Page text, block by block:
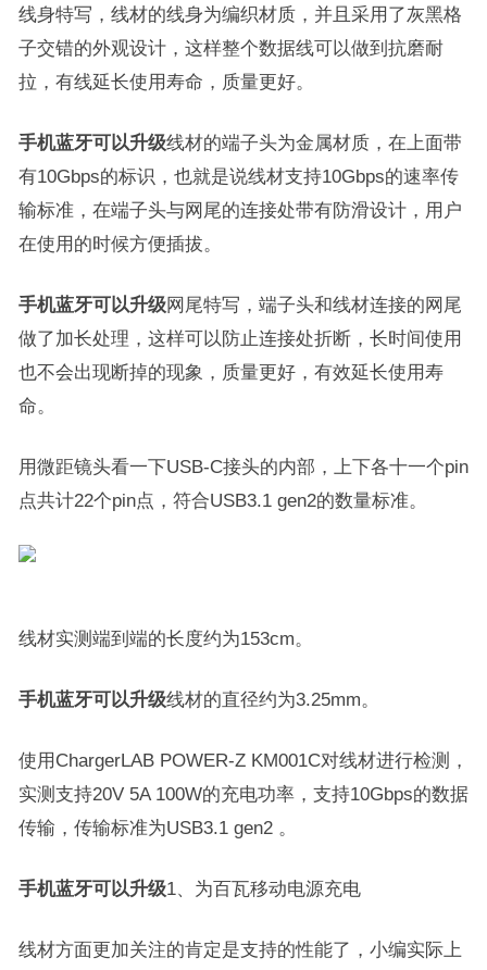
线身特写，线材的线身为编织材质，并且采用了灰黑格
子交错的外观设计，这样整个数据线可以做到抗磨耐
拉，有线延长使用寿命，质量更好。
手机蓝牙可以升级线材的端子头为金属材质，在上面带
有10Gbps的标识，也就是说线材支持10Gbps的速率传
输标准，在端子头与网尾的连接处带有防滑设计，用户
在使用的时候方便插拔。
手机蓝牙可以升级网尾特写，端子头和线材连接的网尾
做了加长处理，这样可以防止连接处折断，长时间使用
也不会出现断掉的现象，质量更好，有效延长使用寿
命。
用微距镜头看一下USB-C接头的内部，上下各十一个pin
点共计22个pin点，符合USB3.1 gen2的数量标准。
线材实测端到端的长度约为153cm。
手机蓝牙可以升级线材的直径约为3.25mm。
使用ChargerLAB POWER-Z KM001C对线材进行检测，
实测支持20V 5A 100W的充电功率，支持10Gbps的数据
传输，传输标准为USB3.1 gen2 。
手机蓝牙可以升级1、为百瓦移动电源充电
线材方面更加关注的肯定是支持的性能了，小编实际上